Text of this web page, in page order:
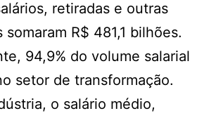
retiradas e outras
R$ 481,1 bilhões.
94,9% do volume salarial
setor de transformação.
o salário médio,